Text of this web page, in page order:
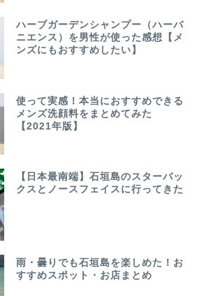
ハーブガーデンシャンプー（ハーバ
ニエンス）を男性が使った感想【メ
ンズにもおすすめしたい】
使って実感！本当におすすめできる
メンズ洗顔料をまとめてみた
【2021年版】
【日本最南端】石垣島のスターバッ
クスとノースフェイスに行ってきた
雨・曇りでも石垣島を楽しめた！お
すすめスポット・お店まとめ